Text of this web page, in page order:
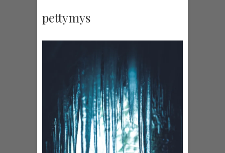
pettymys